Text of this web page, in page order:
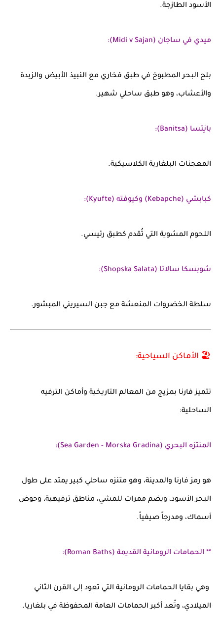
الأسود الطازجة.
ميدي في ساجان (Midi v Sajan):
بلح البحر المطبوخ في طبق فخاري مع النبيذ الأبيض والزبدة
والأعشاب، وهو طبق ساحلي شهير.
بانِتسا (Banitsa):
المعجنات البلغارية الكلاسيكية.
كبابشي (Kebapche) وكيوفته (Kyufte):
اللحوم المشوية التي تُقدم كطبق رئيسي.
شوبسكا سالاتا (Shopska Salata):
سلطة الخضروات المنعشة مع جبن السيريني المبشور.
🏖️ الأماكن السياحية:
تتميز فارنا بمزيج من المعالم التاريخية وأماكن الترفيه
الساحلية:
المنتزه البحري (Sea Garden - Morska Gradina):
هو رمز فارنا والمدينة، وهو متنزه ساحلي كبير يمتد على طول
البحر الأسود، ويضم ممرات للمشي، مناطق ترفيهية، وحوض
أسماك، ومدرجاً صيفياً.
** الحمامات الرومانية القديمة (Roman Baths):
وهي بقايا الحمامات الرومانية التي تعود إلى القرن الثاني
الميلادي، وتُعد أكبر الحمامات العامة المحفوظة في بلغاريا.